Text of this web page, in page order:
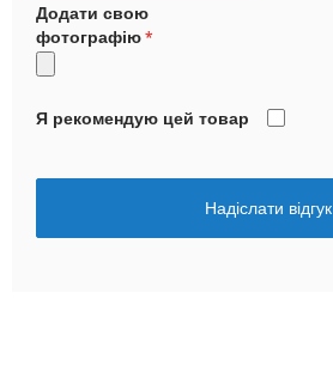
Додати свою
фотографію
Я рекомендую цей товар
Надіслати відгук